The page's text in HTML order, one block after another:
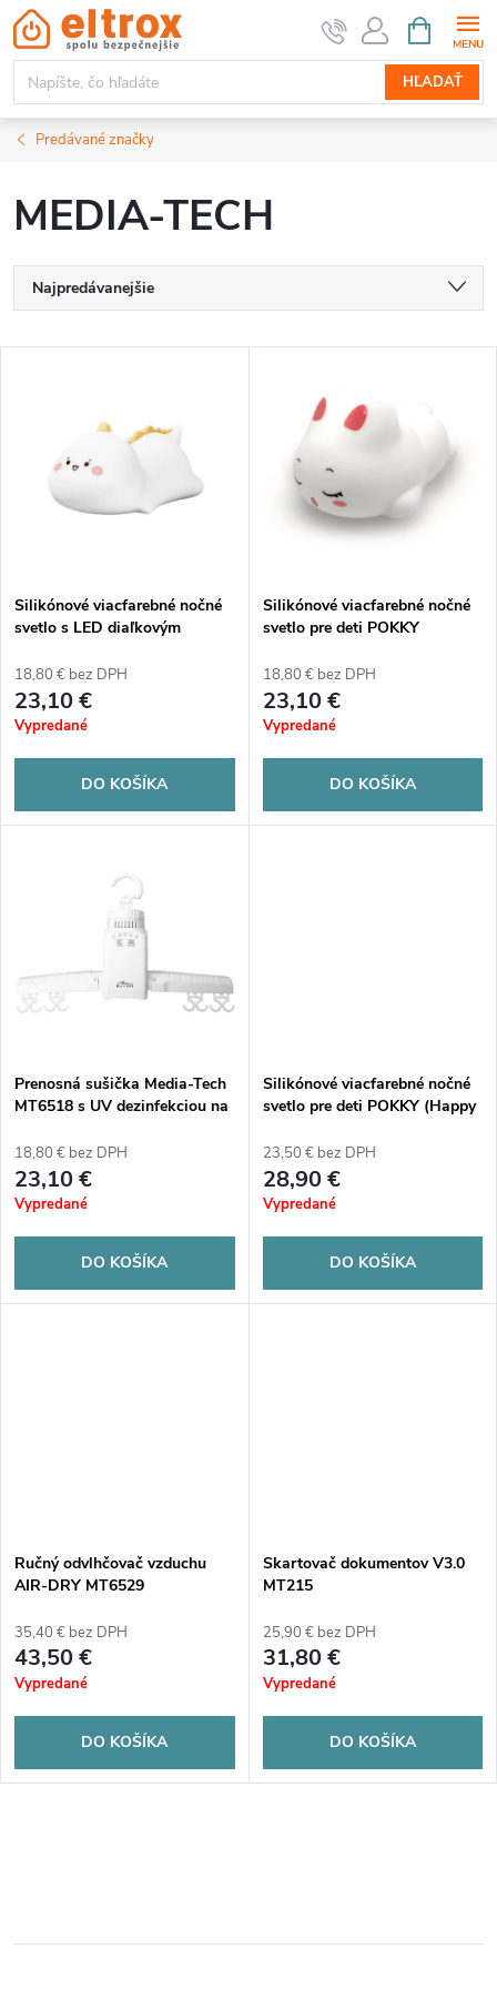
Prejsť
na
obsah
HĽADAŤ
KOŠÍK
Predávané značky
MEDIA-TECH
R
a
e
p
r
d
t
o
v
Najpredávanejšie
Abecedne
s
p
r
o
d
t
v
Silikónové viacfarebné nočné
svetlo s LED diaľkovým
MT227
18,80 € bez DPH
23,10 €
Vypredané
DO KOŠÍKA
Silikónové viacfarebné nočné
svetlo pre deti POKKY
18,80 € bez DPH
23,10 €
Vypredané
DO KOŠÍKA
Prenosná sušička Media-Tech
MT6518 s UV dezinfekciou na
18,80 € bez DPH
23,10 €
Vypredané
DO KOŠÍKA
Silikónové viacfarebné nočné
svetlo pre deti POKKY (Happy
23,50 € bez DPH
28,90 €
Vypredané
DO KOŠÍKA
Ručný odvlhčovač vzduchu
AIR-DRY MT6529
35,40 € bez DPH
43,50 €
Vypredané
DO KOŠÍKA
Skartovač dokumentov V3.0
MT215
25,90 € bez DPH
31,80 €
Vypredané
DO KOŠÍKA
l